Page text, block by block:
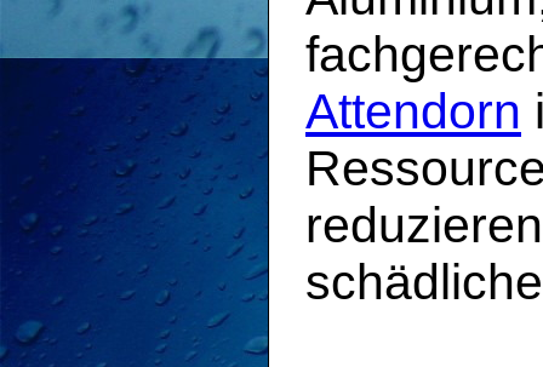
Attendorn